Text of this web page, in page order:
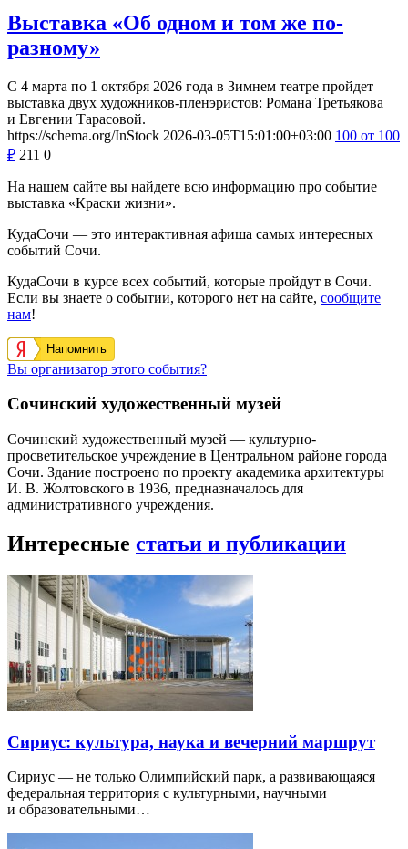
Выставка «Об одном и том же по-
разному»
С 4 марта по 1 октября 2026 года в Зимнем театре пройдет
выставка двух художников-пленэристов: Романа Третьякова
и Евгении Тарасовой.
https://schema.org/InStock 2026-03-05T15:01:00+03:00 100 от 100
₽ 211 0
На нашем сайте вы найдете всю информацию про событие
выставка «Краски жизни».
КудаСочи — это интерактивная афиша самых интересных
событий Сочи.
КудаСочи в курсе всех событий, которые пройдут в Сочи.
Если вы знаете о событии, которого нет на сайте, сообщите
нам!
Напомнить
Вы организатор этого события?
Сочинский художественный музей
Сочинский художественный музей — культурно-
просветительское учреждение в Центральном районе города
Сочи. Здание построено по проекту академика архитектуры
И. В. Жолтовского в 1936, предназначалось для
административного учреждения.
Интересные статьи и публикации
Сириус: культура, наука и вечерний маршрут
Сириус — не только Олимпийский парк, а развивающаяся
федеральная территория с культурными, научными
и образовательными…